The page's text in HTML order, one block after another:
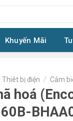
Khuyến Mãi
Thiêt bị điện / Cảm
hoá